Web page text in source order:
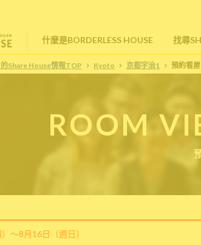
什麼是BORDERLESS HOUSE 找尋
的Share House情報TOP Kyoto 京都宇治1 預約看
ROOM
～8月16日（週日）